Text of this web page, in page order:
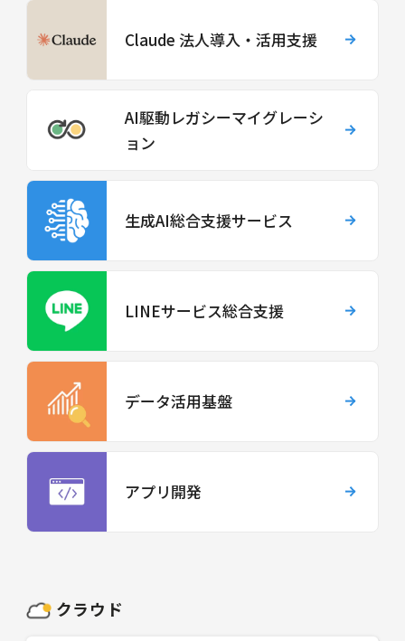
Claude 法人導入・活用支援
AI駆動レガシーマイグレーシ
ョン
生成AI総合支援サービス
LINEサービス総合支援
データ活用基盤
アプリ開発
クラウド